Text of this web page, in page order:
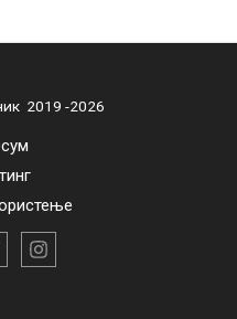
2019 -2026